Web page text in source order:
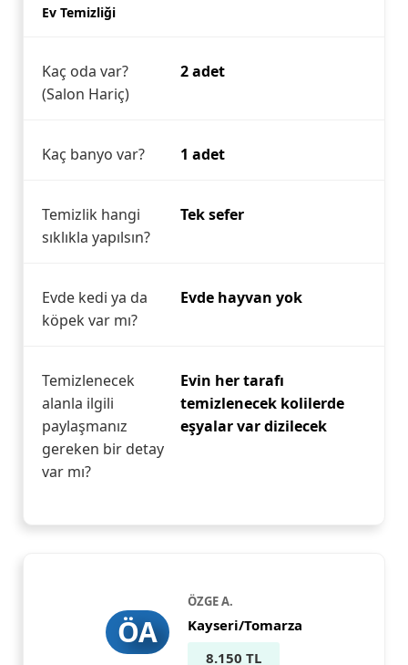
Ev Temizliği
Kaç oda var?
(Salon Hariç)
2 adet
Kaç banyo var? 1 adet
Temizlik hangi
sıklıkla yapılsın?
Tek sefer
Evde kedi ya da
köpek var mı?
Evde hayvan yok
Temizlenecek
alanla ilgili
paylaşmanız
gereken bir detay
var mı?
Evin her tarafı
temizlenecek kolilerde
eşyalar var dizilecek
ÖA
ÖZGE A.
Kayseri/Tomarza
8.150 TL